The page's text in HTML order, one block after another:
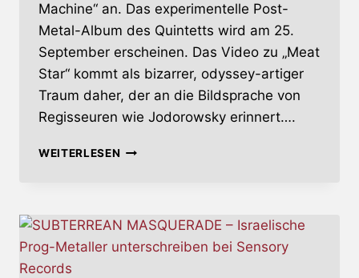
Machine“ an. Das experimentelle Post-
Metal-Album des Quintetts wird am 25.
September erscheinen. Das Video zu „Meat
Star“ kommt als bizarrer, odyssey-artiger
Traum daher, der an die Bildsprache von
Regisseuren wie Jodorowsky erinnert….
WEITERLESENOBSIDIAN
ZUM
KOMMENDEN